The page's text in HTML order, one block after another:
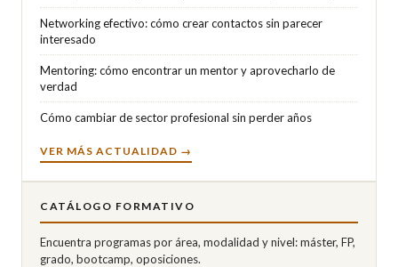
Networking efectivo: cómo crear contactos sin parecer
interesado
Mentoring: cómo encontrar un mentor y aprovecharlo de
verdad
Cómo cambiar de sector profesional sin perder años
VER MÁS ACTUALIDAD →
CATÁLOGO FORMATIVO
Encuentra programas por área, modalidad y nivel: máster, FP,
grado, bootcamp, oposiciones.